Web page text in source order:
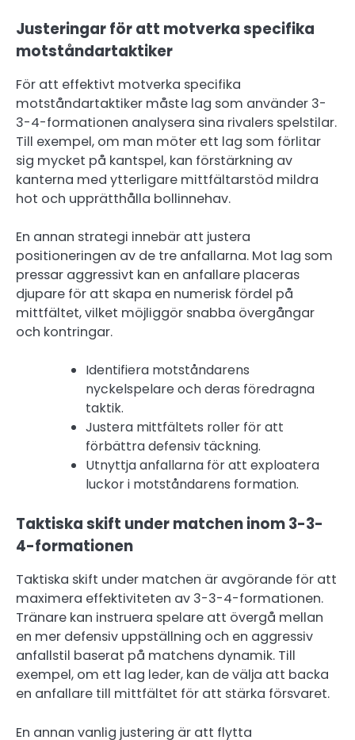
Justeringar för att motverka specifika
motståndartaktiker
För att effektivt motverka specifika
motståndartaktiker måste lag som använder 3-
3-4-formationen analysera sina rivalers spelstilar.
Till exempel, om man möter ett lag som förlitar
sig mycket på kantspel, kan förstärkning av
kanterna med ytterligare mittfältarstöd mildra
hot och upprätthålla bollinnehav.
En annan strategi innebär att justera
positioneringen av de tre anfallarna. Mot lag som
pressar aggressivt kan en anfallare placeras
djupare för att skapa en numerisk fördel på
mittfältet, vilket möjliggör snabba övergångar
och kontringar.
Identifiera motståndarens
nyckelspelare och deras föredragna
taktik.
Justera mittfältets roller för att
förbättra defensiv täckning.
Utnyttja anfallarna för att exploatera
luckor i motståndarens formation.
Taktiska skift under matchen inom 3-3-
4-formationen
Taktiska skift under matchen är avgörande för att
maximera effektiviteten av 3-3-4-formationen.
Tränare kan instruera spelare att övergå mellan
en mer defensiv uppställning och en aggressiv
anfallstil baserat på matchens dynamik. Till
exempel, om ett lag leder, kan de välja att backa
en anfallare till mittfältet för att stärka försvaret.
En annan vanlig justering är att flytta